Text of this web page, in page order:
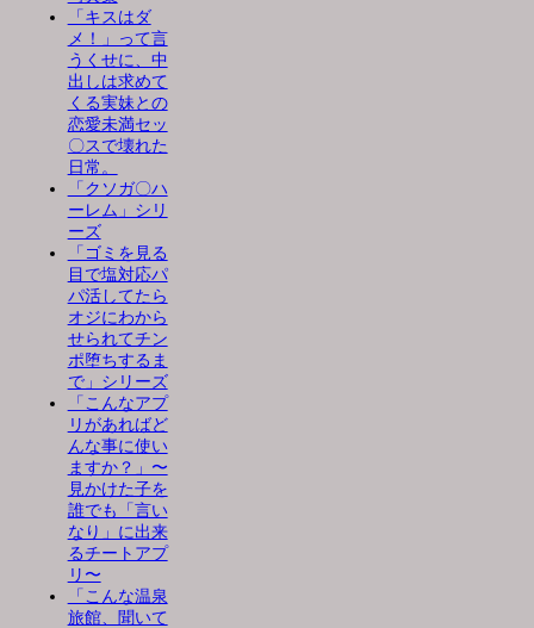
「キスはダ
メ！」って言
うくせに、中
出しは求めて
くる実妹との
恋愛未満セッ
〇スで壊れた
日常。
「クソガ〇ハ
ーレム」シリ
ーズ
「ゴミを見る
目で塩対応パ
パ活してたら
オジにわから
せられてチン
ポ堕ちするま
で」シリーズ
「こんなアプ
リがあればど
んな事に使い
ますか？」〜
見かけた子を
誰でも「言い
なり」に出来
るチートアプ
リ〜
「こんな温泉
旅館、聞いて